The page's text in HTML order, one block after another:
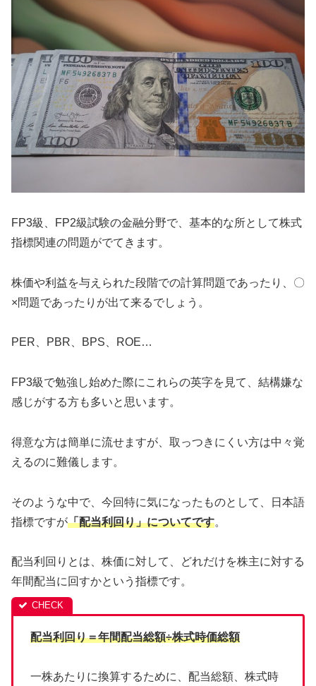
FP3級、FP2級試験の金融分野で、基本的な所として株式
指標関連の問題がでてきます。
株価や利益を与えられた段階での計算問題であったり、〇
×問題であったりが出て来るでしょう。
PER、PBR、BPS、ROE…
FP3級で勉強し始めた際にこれらの英字を見て、結構嫌な
感じがする方も多いと思います。
得意な方は簡単に流せますが、取っつきにくい方は中々覚
えるのに難儀します。
そのような中で、今回特に気になったものとして、日本語
指標ですが「配当利回り」についてです。
配当利回りとは、株価に対して、どれだけを株主に対する
年間配当に回すかという指標です。
配当利回り＝年間配当総額÷株式時価総額
一株あたりに換算するために、配当総額、株式時